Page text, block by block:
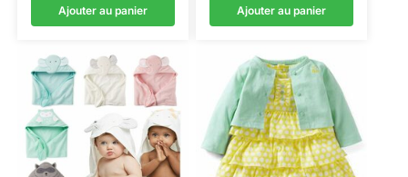
Ajouter au panier Ajouter au panier